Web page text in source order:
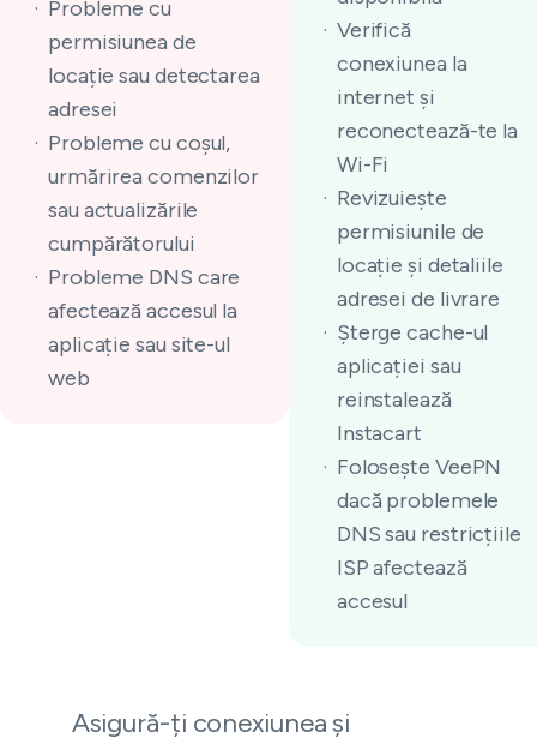
Probleme cu
permisiunea de
locație sau detectarea
adresei
Probleme cu coșul,
urmărirea comenzilor
sau actualizările
cumpărătorului
Probleme DNS care
afectează accesul la
aplicație sau site-ul
web
Verifică
conexiunea la
internet și
reconectează-te la
Wi-Fi
Revizuiește
permisiunile de
locație și detaliile
adresei de livrare
Șterge cache-ul
aplicației sau
reinstalează
Instacart
Folosește VeePN
dacă problemele
DNS sau restricțiile
ISP afectează
accesul
Asigură-ți conexiunea și